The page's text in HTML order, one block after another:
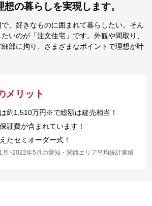
想の暮らしを実現します。
、好きなものに囲まれて暮らしたい。そん
いのが「注文住宅」です。外観や間取り、
部に拘り、さまざまなポイントで理想が叶
メリット
約1,510万円※で総額は建売相当！
証費が含まれています！
たセミオーダー式！
~2022年5月の愛知・関西エリア平均統計実績